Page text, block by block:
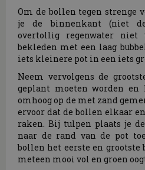
Om de bollen tegen strenge
je de binnenkant (niet
overtollig regenwater niet
bekleden met een laag
iets kleinere pot in een iets
Neem vervolgens de
geplant moeten worden
omhoog op de met zand
ervoor dat de bollen elkaar
raken. Bij tulpen plaats je
naar de rand van de pot
bollen het eerste en grootste
meteen mooi vol en groen